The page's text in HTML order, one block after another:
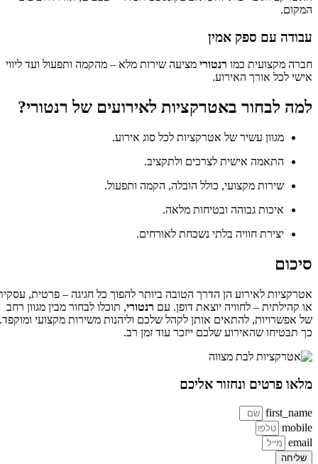
המקום.
עבודה עם ספק אמין
חברה מקצועית כמורנטורימציעה שירות מלא – מהקמה ותפעול ועד ליווי
אישי לכל אורך האירוע.
למה לבחור באטרקציות לאירועים של רנטורי?
מגוון עשיר של אטרקציות לכל סוג אירוע.
התאמה אישית לצרכים ולתקציב.
שירות מקצועי, כולל הובלה, הקמה ותפעול.
איכות גבוהה ובטיחות מלאה.
יצירת חוויה בלתי נשכחת לאורחים.
סיכום
אטרקציות לאירוע הן הדרך הטובה ביותר להפוך כל חגיגה – פרטית, עסקית
או קהילתית – לחוויה יוצאת דופן. עםרנטורי, תוכלו לבחור מבין מגוון רחב
של אפשרויות, להתאים אותן לקהל שלכם וליהנות משירות מקצועי ומוקפד.
כך תבטיחו שהאירוע שלכם ייזכר עוד זמן רב.
מלאו פרטים ונחזור אליכם
first_name
mobile
email
שליחה